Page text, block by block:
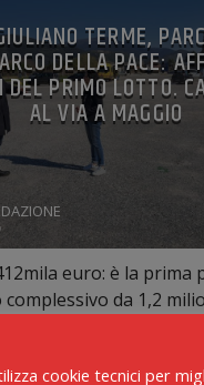
TERME,
DELLA PACE:
DEL PRIMO LOTTO.
AL VIA A MAGGIO
euro: è la prima
da 1,2
tre lotti per consentire
lavori senza
cookie tecnici per